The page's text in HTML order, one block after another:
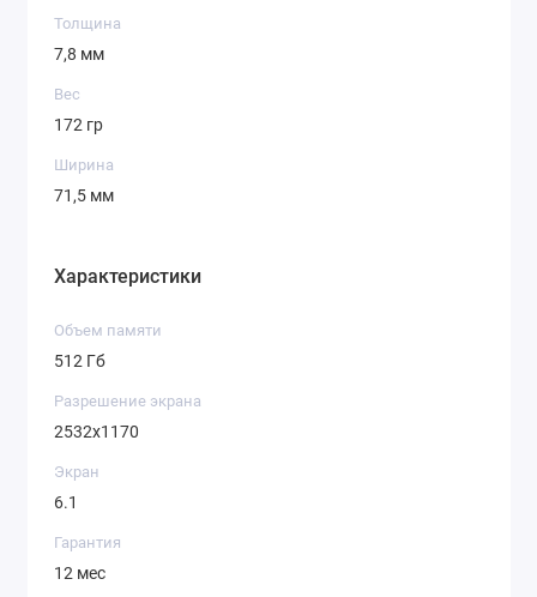
Толщина
7,8 мм
Вес
172 гр
Ширина
71,5 мм
Характеристики
Объем памяти
512 Гб
Разрешение экрана
2532x1170
Экран
6.1
Гарантия
12 мес